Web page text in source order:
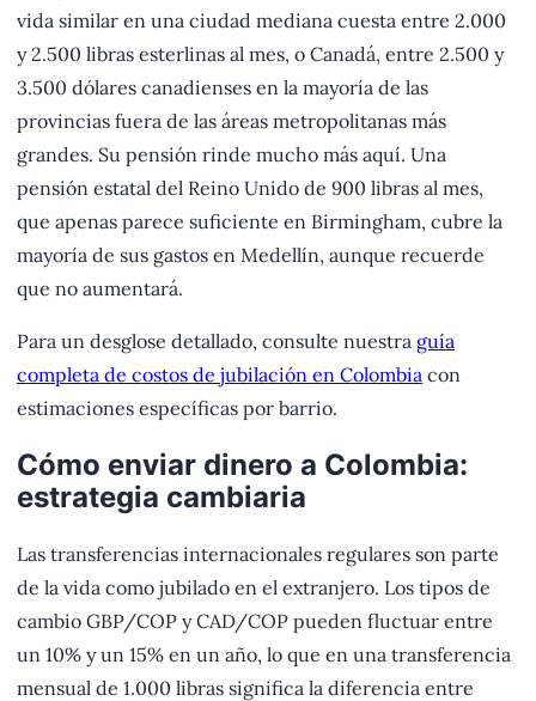
vida similar en una ciudad mediana cuesta entre 2.000
y 2.500 libras esterlinas al mes, o Canadá, entre 2.500 y
3.500 dólares canadienses en la mayoría de las
provincias fuera de las áreas metropolitanas más
grandes. Su pensión rinde mucho más aquí. Una
pensión estatal del Reino Unido de 900 libras al mes,
que apenas parece suficiente en Birmingham, cubre la
mayoría de sus gastos en Medellín, aunque recuerde
que no aumentará.
Para un desglose detallado, consulte nuestra guía
completa de costos de jubilación en Colombia con
estimaciones específicas por barrio.
Cómo enviar dinero a Colombia:
estrategia cambiaria
Las transferencias internacionales regulares son parte
de la vida como jubilado en el extranjero. Los tipos de
cambio GBP/COP y CAD/COP pueden fluctuar entre
un 10% y un 15% en un año, lo que en una transferencia
mensual de 1.000 libras significa la diferencia entre